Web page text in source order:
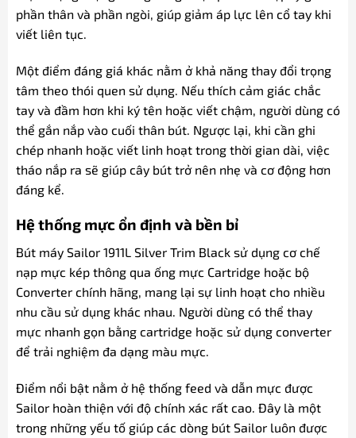
phần thân và phần ngòi, giúp giảm áp lực lên cổ tay khi
viết liên tục.
Một điểm đáng giá khác nằm ở khả năng thay đổi trọng
tâm theo thói quen sử dụng. Nếu thích cảm giác chắc
tay và đầm hơn khi ký tên hoặc viết chậm, người dùng có
thể gắn nắp vào cuối thân bút. Ngược lại, khi cần ghi
chép nhanh hoặc viết linh hoạt trong thời gian dài, việc
tháo nắp ra sẽ giúp cây bút trở nên nhẹ và cơ động hơn
đáng kể.
Hệ thống mực ổn định và bền bỉ
Bút máy Sailor 1911L Silver Trim Black sử dụng cơ chế
nạp mực kép thông qua ống mực Cartridge hoặc bộ
Converter chính hãng, mang lại sự linh hoạt cho nhiều
nhu cầu sử dụng khác nhau. Người dùng có thể thay
mực nhanh gọn bằng cartridge hoặc sử dụng converter
để trải nghiệm đa dạng màu mực.
Điểm nổi bật nằm ở hệ thống feed và dẫn mực được
Sailor hoàn thiện với độ chính xác rất cao. Đây là một
trong những yếu tố giúp các dòng bút Sailor luôn được